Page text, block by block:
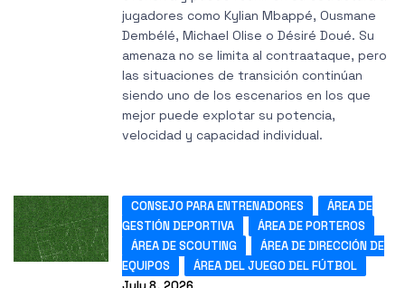
jugadores como Kylian Mbappé, Ousmane
Dembélé, Michael Olise o Désiré Doué. Su
amenaza no se limita al contraataque, pero
las situaciones de transición continúan
siendo uno de los escenarios en los que
mejor puede explotar su potencia,
velocidad y capacidad individual.
CONSEJO PARA ENTRENADORES
ÁREA DE
GESTIÓN DEPORTIVA
ÁREA DE PORTEROS
ÁREA DE SCOUTING
ÁREA DE DIRECCIÓN DE
EQUIPOS
ÁREA DEL JUEGO DEL FÚTBOL